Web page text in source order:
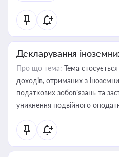
Декларування
Про що тема: Тема
доходів, отриманих з
податкових зобов’язань та
уникнення подвійного